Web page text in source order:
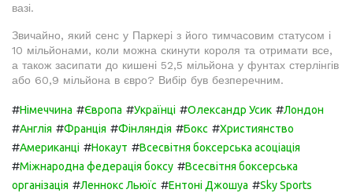
вазі.
Звичайно, який сенс у Паркері з його тимчасовим статусом і
10 мільйонами, коли можна скинути короля та отримати все,
а також засипати до кишені 52,5 мільйона у фунтах стерлінгів
або 60,9 мільйона в євро? Вибір був безперечним.
#Німеччина #Європа #Українці #Олександр Усик #Лондон
#Англія #Франція #Фінляндія #Бокс #Християнство
#Американці #Нокаут #Всесвітня боксерська асоціація
#Міжнародна федерація боксу #Всесвітня боксерська
організація #Леннокс Льюїс #Ентоні Джошуа #Sky Sports